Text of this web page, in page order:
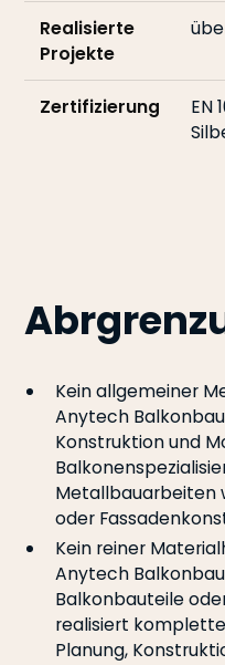
Realisierte
Projekte
Zertifizierung
EN
Kein allgemeiner
Anytech
Konstruktion und
Metallbauarbeiten
oder
Kein reiner
Anytech
Balkonbauteile
realisiert
Planung,